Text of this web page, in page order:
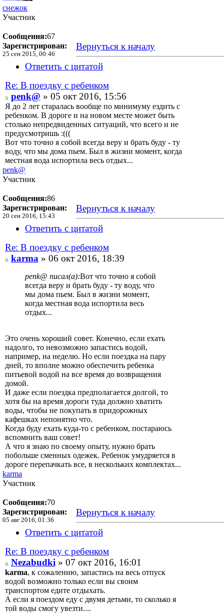
снежок
Участник
Сообщения:67
Зарегистрирован:
25 сен 2015, 00:46
Вернуться к началу
Ответить с цитатой
Re: В поездку с ребенком
penk@ » 05 окт 2016, 15:56
Я до 2 лет старалась вообще по минимуму ездить с
ребенком. В дороге и на новом месте может быть
столько непредвиденных ситуаций, что всего и не
предусмотришь :(((
Вот что точно я собой всегда веру и брать буду - ту
воду, что мы дома пьем. Был в жизни момент, когда
местная вода испортила весь отдых...
penk@
Участник
Сообщения:86
Зарегистрирован:
20 сен 2016, 15:43
Вернуться к началу
Ответить с цитатой
Re: В поездку с ребенком
karma » 06 окт 2016, 18:39
penk@ писал(а):Вот что точно я собой
всегда веру и брать буду - ту воду, что
мы дома пьем. Был в жизни момент,
когда местная вода испортила весь
отдых...
Это очень хороший совет. Конечно, если ехать
надолго, то невозможно запастись водой,
например, на неделю. Но если поездка на пару
дней, то вполне можно обеспечить ребенка
питьевой водой на все время до возвращения
домой.
И даже если поездка предполагается долгой, то
хотя бы на время дороги туда должно хватить
воды, чтобы не покупать в придорожных
кафешках непонятно что.
Когда буду ехать куда-то с ребенком, постараюсь
вспомнить ваш совет!
А что я знаю по своему опыту, нужно брать
побольше сменных одежек. Ребенок умудряется в
дороге перепачкать все, в нескольких комплектах...
karma
Участник
Сообщения:70
Зарегистрирован:
05 авг 2016, 01:36
Вернуться к началу
Ответить с цитатой
Re: В поездку с ребенком
Nezabudki » 07 окт 2016, 16:01
karma, к сожалению, запастись на весь отпуск
водой возможно только если вы своим
транспортом едите отдыхать.
А если я поездом еду с двумя детьми, то сколько я
той воды смогу увезти....